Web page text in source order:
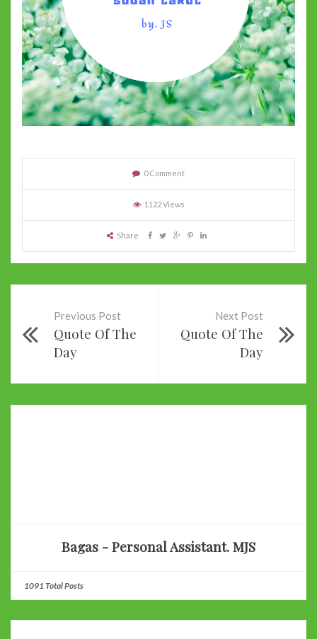
0 Comment
1122 Views
Share
Previous Post
Quote Of The
Day
Next Post
Quote Of The
Day
Bagas - Personal Assistant. MJS
1091 Total Posts